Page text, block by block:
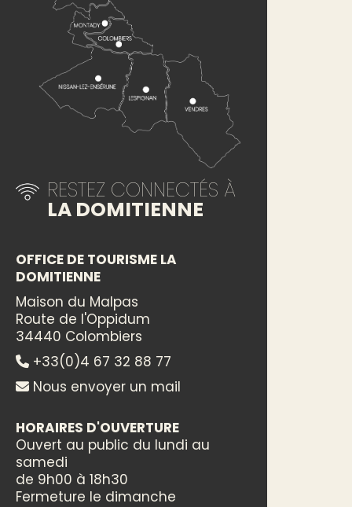
RESTEZ CONNECTÉS À
LA DOMITIENNE
OFFICE DE TOURISME LA
DOMITIENNE
Maison du Malpas
Route de l'Oppidum
34440 Colombiers
+33(0)4 67 32 88 77
Nous envoyer un mail
HORAIRES D'OUVERTURE
Ouvert au public du lundi au
samedi
de 9h00 à 18h30
Fermeture le dimanche